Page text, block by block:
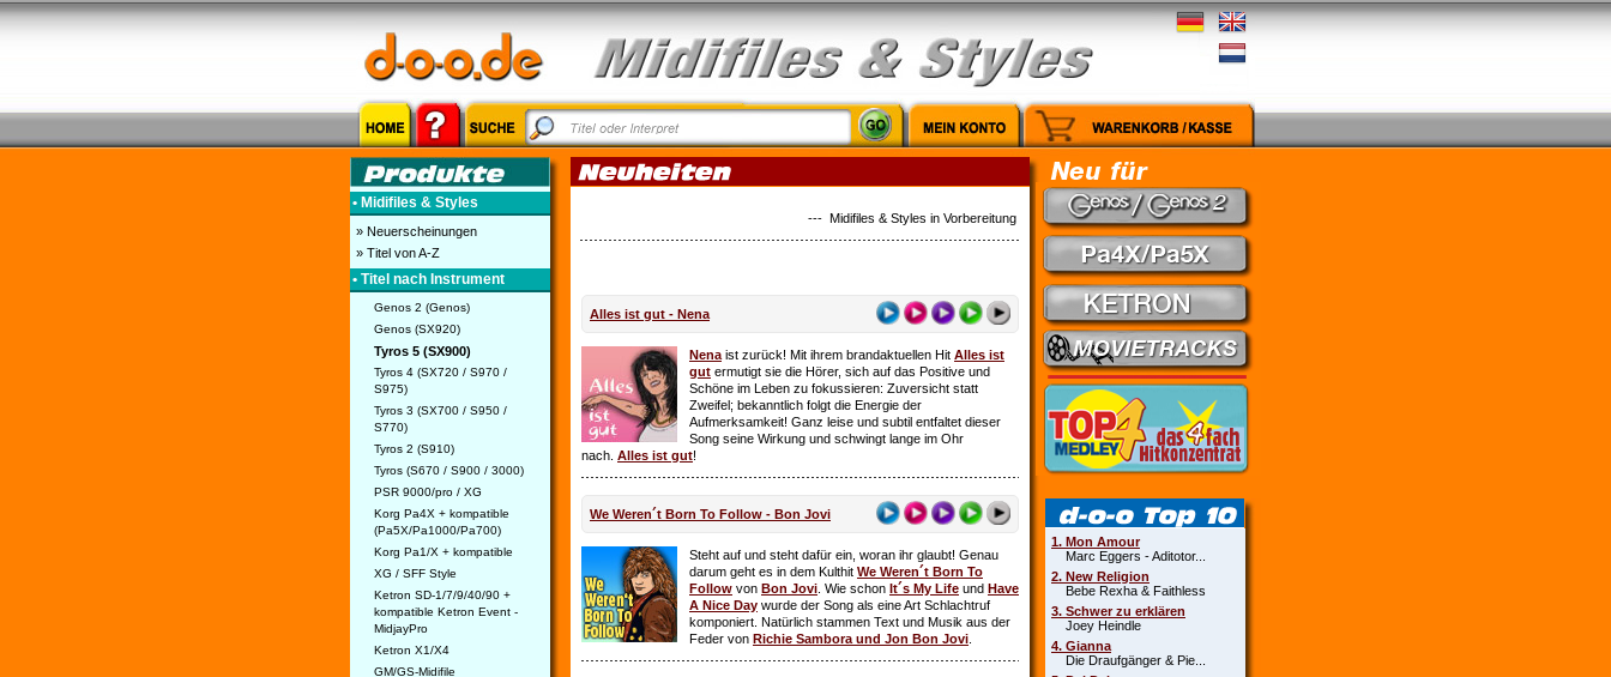
• Midifiles & Styles
» Neuerscheinungen
» Titel von A-Z
• Titel nach Instrument
Genos 2 (Genos)
Genos (SX920)
Tyros 5 (SX900)
Tyros 4 (SX720 / S970 /
S975)
Tyros 3 (SX700 / S950 /
S770)
Tyros 2 (S910)
Tyros (S670 / S900 / 3000)
PSR 9000/pro / XG
Korg Pa4X + kompatible
(Pa5X/Pa1000/Pa700)
Korg Pa1/X + kompatible
XG / SFF Style
Ketron SD-1/7/9/40/90 +
kompatible Ketron Event -
MidjayPro
Ketron X1/X4
GM/GS-Midifile
--- Midifiles & Styles in Vorbereitung: Country Medley - Theuns Jordaan & Juanita du Plessis // Kein Gefühl - Marius Müller-Westerhagen //
Alles ist gut - Nena
Nena ist zurück! Mit ihrem brandaktuellen Hit Alles ist
gut ermutigt sie die Hörer, sich auf das Positive und
Schöne im Leben zu fokussieren: Zuversicht statt
Zweifel; bekanntlich folgt die Energie der
Aufmerksamkeit! Ganz leise und subtil entfaltet dieser
Song seine Wirkung und schwingt lange im Ohr
nach. Alles ist gut!
We Weren´t Born To Follow - Bon Jovi
Steht auf und steht dafür ein, woran ihr glaubt! Genau
darum geht es in dem Kulthit We Weren´t Born To
Follow von Bon Jovi . Wie schon It´s My Life und Have
A Nice Day wurde der Song als eine Art Schlachtruf
komponiert. Natürlich stammen Text und Musik aus der
Feder von Richie Sambora und Jon Bon Jovi
1. Mon Amour
Marc Eggers - Aditotor...
2. New Religion
Bebe Rexha & Faithless
3. Schwer zu erklären
Joey Heindle
4. Gianna
Die Draufgänger & Pie...